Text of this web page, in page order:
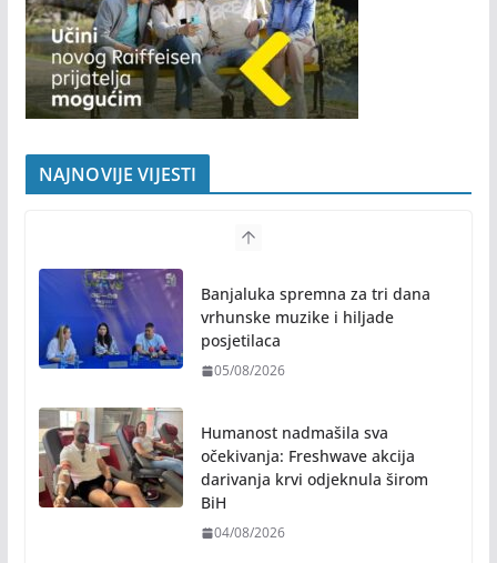
NAJNOVIJE VIJESTI
Banjaluka spremna za tri dana
vrhunske muzike i hiljade
posjetilaca
05/08/2026
Humanost nadmašila sva
očekivanja: Freshwave akcija
darivanja krvi odjeknula širom
BiH
04/08/2026